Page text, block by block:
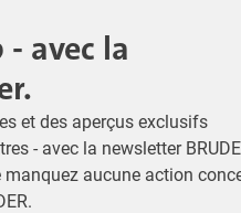
- avec la
et des aperçus exclusifs
- avec la newsletter
aucune action